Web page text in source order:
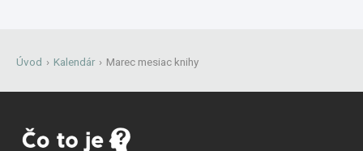
Úvod › Kalendár › Marec mesiac knihy